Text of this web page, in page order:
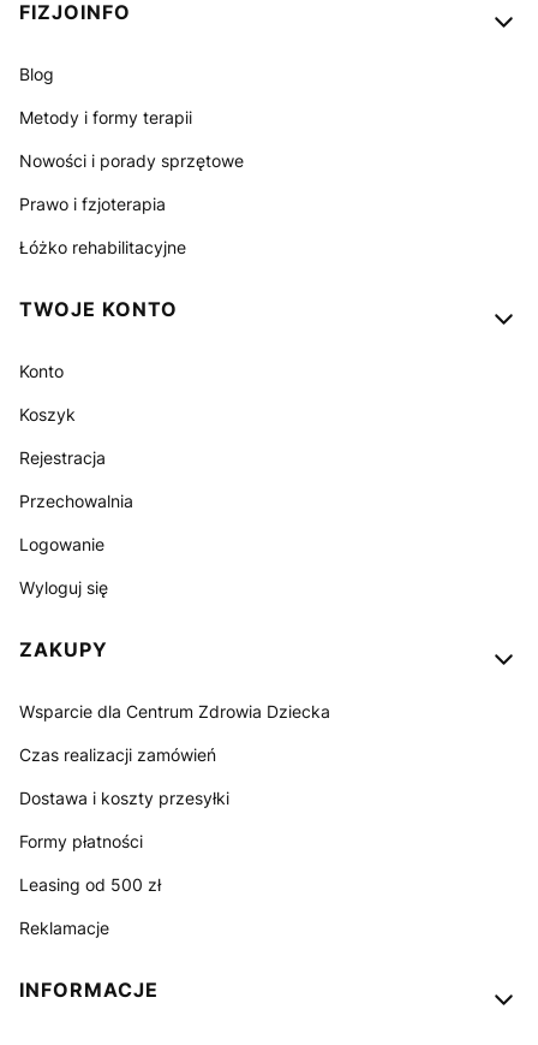
FIZJOINFO
Blog
Metody i formy terapii
Nowości i porady sprzętowe
Prawo i fzjoterapia
Łóżko rehabilitacyjne
TWOJE KONTO
Konto
Koszyk
Rejestracja
Przechowalnia
Logowanie
Wyloguj się
ZAKUPY
Wsparcie dla Centrum Zdrowia Dziecka
Czas realizacji zamówień
Dostawa i koszty przesyłki
Formy płatności
Leasing od 500 zł
Reklamacje
INFORMACJE